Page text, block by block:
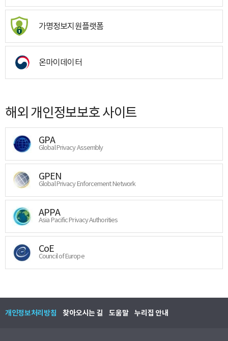
가명정보지원플랫폼
온마이데이터
해외 개인정보보호 사이트
GPA
Global Privacy Assembly
GPEN
Global Privacy Enforcement Network
APPA
Asia Pacific Privacy Authorities
CoE
Council of Europe
개인정보처리방침 찾아오시는 길 도움말 누리집 안내